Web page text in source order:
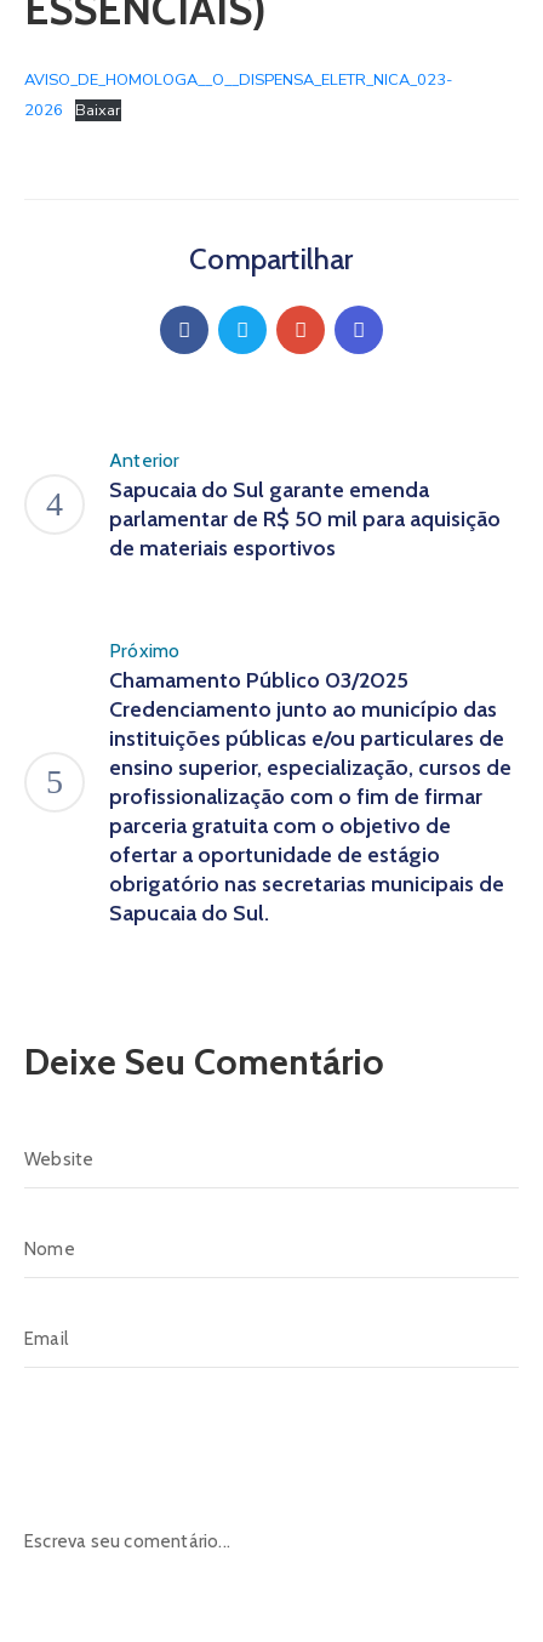
AVISO_DE_HOMOLOGA__O__DISPENSA_ELETR_NICA_023-
2026
Baixar
Compartilhar
Anterior
Sapucaia do Sul garante emenda
parlamentar de R$ 50 mil para aquisição
de materiais esportivos
Próximo
Chamamento Público 03/2025
Credenciamento junto ao município das
instituições públicas e/ou particulares de
ensino superior, especialização, cursos de
profissionalização com o fim de firmar
parceria gratuita com o objetivo de
ofertar a oportunidade de estágio
obrigatório nas secretarias municipais de
Sapucaia do Sul.
Deixe Seu Comentário